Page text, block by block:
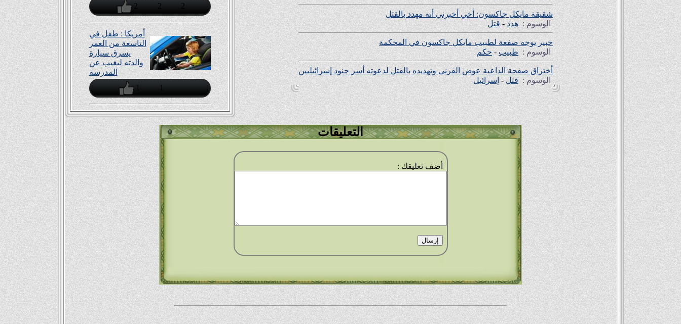
2 2 2
أمريكا : طفل في
التاسعة من العمر
يسرق سيارة
والدته ليغيب عن
المدرسة
1
1
شقيقة مايكل جاكسون: أخي أخبرني أنه مهدد بالقتل
الوسوم : هدد-قتل
خبير يوجه صفعة لطبيب مايكل جاكسون في المحكمة
الوسوم : طبيب-حكم
أختراق صفحة الداعية عوض القرنى وتهديده بالقتل لدعوته أسر جنود إسرائيليين
الوسوم : قتل- إسرائيل
التعليقات
أضف تعليقك :